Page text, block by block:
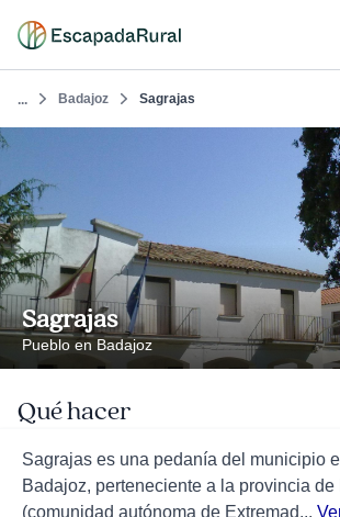
... Badajoz Sagrajas
Sagrajas
Pueblo en Badajoz
Qué hacer
Sagrajas es una pedanía del municipio
Badajoz, perteneciente a la provincia de
(comunidad autónoma de Extremad...